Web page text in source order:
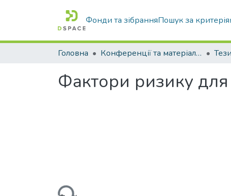
Фонди та зібранняПошук за
Головна Конференції та матеріали конференцій
Фактори ризику
Вантажиться...